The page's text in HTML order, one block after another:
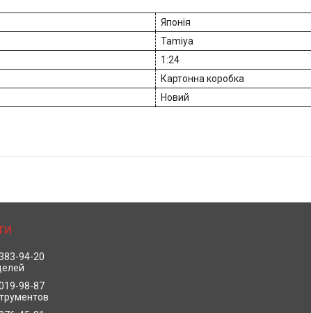
Японія
Tamiya
1:24
Картонна коробка
Новий
94-20
98-87